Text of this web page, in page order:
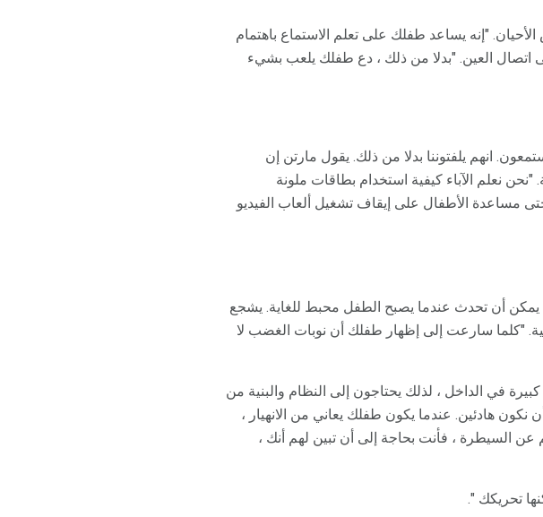
"إنه يساعد طفلك على تعلم الاستماع باهتمام
اتصال العين. "بدلا من ذلك ، دع طفلك يلعب بشيء
انهم يلفتوننا بدلا من ذلك. يقول مارتن إن
نعلم الآباء كيفية استخدام بطاقات ملونة
مساعدة الأطفال على إيقاف تشغيل ألعاب الفيديو
يمكن أن تحدث عندما يصبح الطفل محبط للغاية. يشجع
"كلما سارعت إلى إظهار طفلك أن نوبات الغضب لا
في الداخل ، لذلك يحتاجون إلى النظام والبنية من
نكون هادئين. عندما يكون طفلك يعاني من الانهيار ،
السيطرة ، فأنت بحاجة إلى أن تبين لهم أنك ،
تحريكك ".